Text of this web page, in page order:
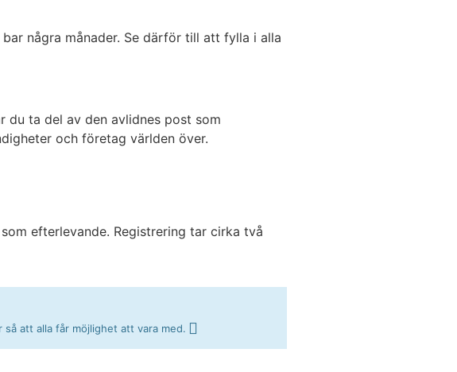
några månader. Se därför till att fylla i alla
ta del av den avlidnes post som
och företag världen över.
efterlevande. Registrering tar cirka två
att alla får möjlighet att vara med.